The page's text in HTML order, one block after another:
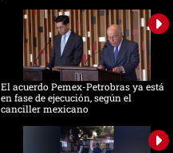
El acuerdo Pemex-Petrobras ya está
en fase de ejecución, según el
canciller mexicano